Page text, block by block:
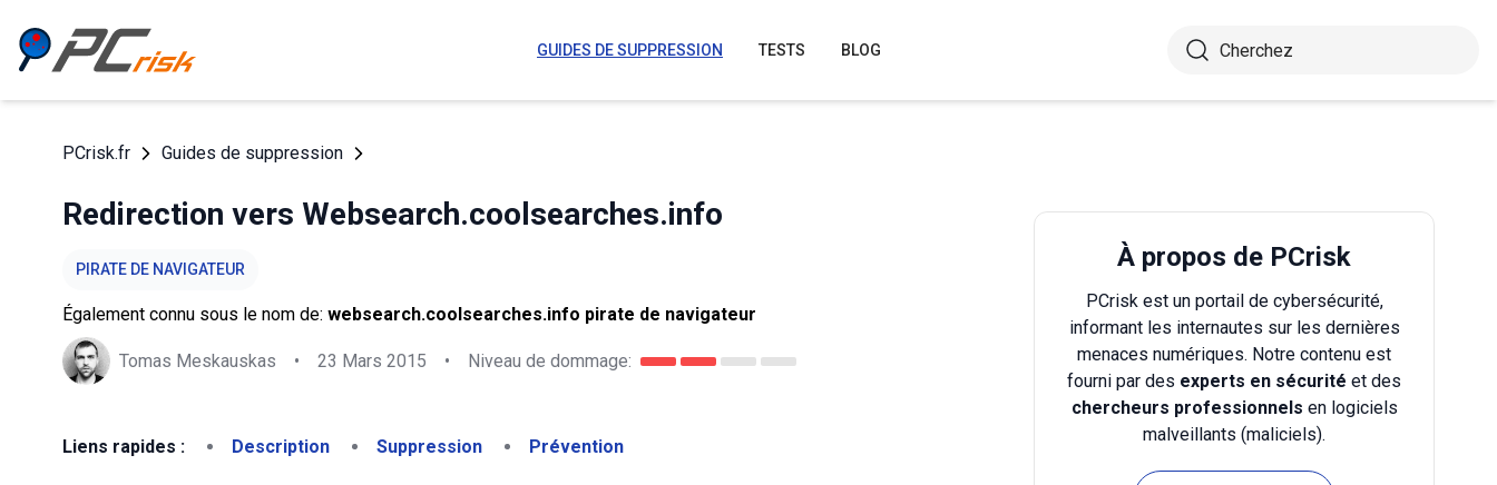
GUIDES DE SUPPRESSION TESTS BLOG
PCrisk.fr Guides de suppression
Redirection vers Websearch.coolsearches.info
PIRATE DE NAVIGATEUR
Également connu sous le nom de: websearch.coolsearches.info pirate de navigateur
Tomas Meskauskas • 23 Mars 2015 • Niveau de dommage:
Liens rapides : Description Suppression Prévention
À propos de PCrisk
PCrisk est un portail de cybersécurité,
informant les internautes sur les dernières
menaces numériques. Notre contenu est
fourni par des experts en sécurité et des
chercheurs professionnels en logiciels
malveillants (maliciels).